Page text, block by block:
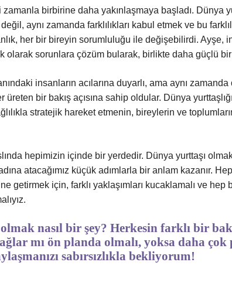
zamanla birbirine daha yakınlaşmaya başladı. Dünya
aynı zamanda farklılıkları kabul etmek ve bu
her bir bireyin sorumluluğu ile değişebilirdi. Ayşe,
olarak sorunlara çözüm bularak, birlikte daha güçlü
insanların acılarına duyarlı, ama aynı
bir bakış açısına sahip oldular. Dünya
stratejik hareket etmenin, bireylerin ve
hepimizin içinde bir yerdedir. Dünya yurttaşı
atacağımız küçük adımlarla bir anlam kazanır.
getirmek için, farklı yaklaşımları kucaklamalı ve hep
nasıl bir şey? Herkesin farklı bir
mı ön planda olmalı, yoksa daha
sabırsızlıkla bekliyorum!